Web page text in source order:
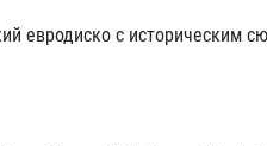
евродиско с историческим